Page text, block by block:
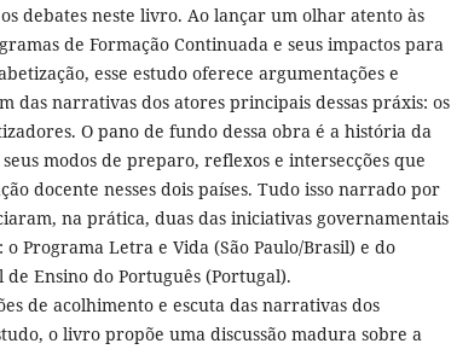
debates neste livro. Ao lançar um olhar atento às
de Formação Continuada e seus impactos para
esse estudo oferece argumentações e
das narrativas dos atores principais dessas práxis: os
O pano de fundo dessa obra é a história da
modos de preparo, reflexos e intersecções que
docente nesses dois países. Tudo isso narrado por
na prática, duas das iniciativas governamentais
o Programa Letra e Vida (São Paulo/Brasil) e do
Ensino do Português (Portugal).
de acolhimento e escuta das narrativas dos
o livro propõe uma discussão madura sobre a